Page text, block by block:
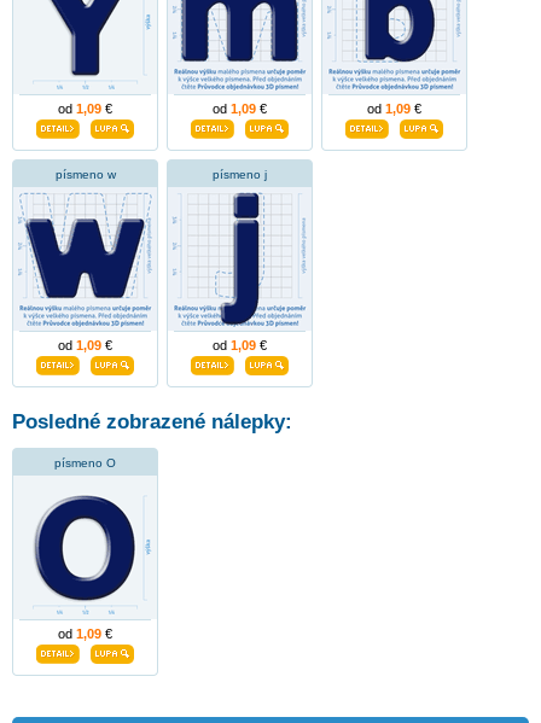
od 1,09 € od 1,09 € od 1,09 €
písmeno w
od 1,09 €
písmeno j
od 1,09 €
Posledné zobrazené nálepky:
písmeno O
od 1,09 €